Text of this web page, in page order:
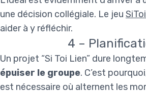
une décision collégiale. Le jeu
aider à y réfléchir.
4 –
Un projet “Si Toi Lien” dure
épuiser le groupe. C’est
est nécessaire où alternent les